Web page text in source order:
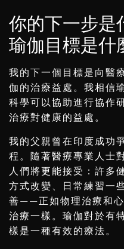
你的下一步是
瑜伽目標是什
我的下一個目標是向醫
伽的治療益處。我相信
科學可以協助進行協作
治療對健康的益處。
我的父親曾在印度成功
程。隨著醫療專業人士
人們將更能接受：許多
方式改變、日常練習一
善——正如物理治療和心
治療一樣。瑜伽對於有
樣是一種有效的療法。